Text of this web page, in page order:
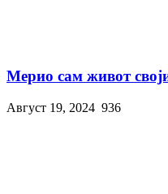
Мерио сам живот
Август 19, 2024 936